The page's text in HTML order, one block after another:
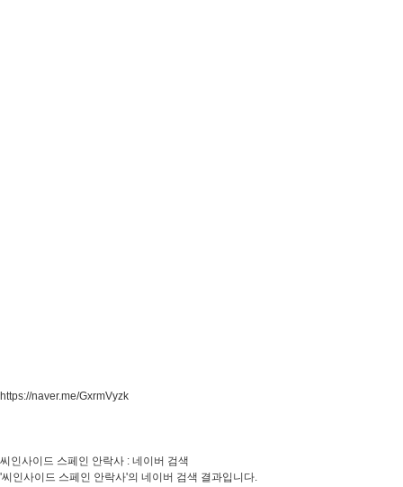
https://naver.me/GxrmVyzk
씨인사이드 스페인 안락사 : 네이버 검색
'씨인사이드 스페인 안락사'의 네이버 검색 결과입니다.